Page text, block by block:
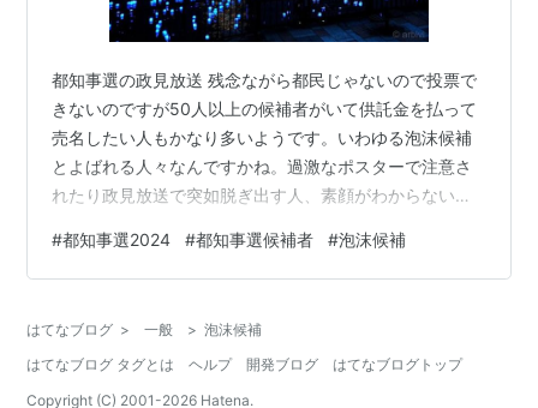
都知事選の政見放送 残念ながら都民じゃないので投票で
きないのですが50人以上の候補者がいて供託金を払って
売名したい人もかなり多いようです。いわゆる泡沫候補
とよばれる人々なんですかね。過激なポスターで注意さ
れたり政見放送で突如脱ぎ出す人、素顔がわからないメ
てもらっています。 www.youtube.com 本来ならまじめ
に対応すべき選挙もおまつりムードだったりかたちばか
囲気が優勢で、この暑いさかりに出かけるのも期日前投
票も面倒というのがおおかたの意識かもしれません。 い
ちぶの界隈で盛り上がっている…
#都知事選2024 #都知事選候補者 #泡沫候補
はてなブログ > 一般 > 泡沫候補
はてなブログ タグとは
ヘルプ 開発ブログ
はてなブログトップ
Copyright (C) 2001-2026 Hatena.